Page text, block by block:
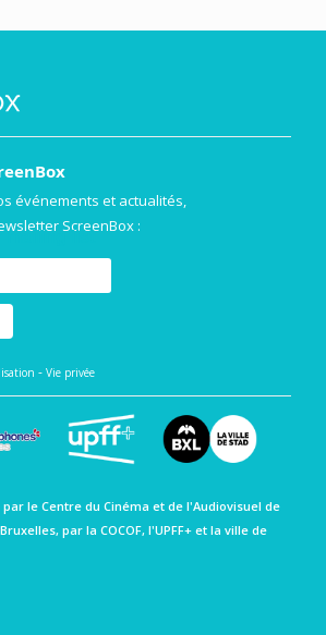
événements et actualités,
ScreenBox :
mailing list
-Vie privée
le Centre du Cinéma et de l'Audiovisuel de
par la COCOF, l'UPFF+ et la ville de